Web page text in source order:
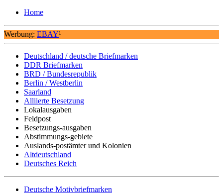
Home
Werbung: EBAY¹
Deutschland / deutsche Briefmarken
DDR Briefmarken
BRD / Bundesrepublik
Berlin / Westberlin
Saarland
Alliierte Besetzung
Lokalausgaben
Feldpost
Besetzungs-ausgaben
Abstimmungs-gebiete
Auslands-postämter und Kolonien
Altdeutschland
Deutsches Reich
Deutsche Motivbriefmarken